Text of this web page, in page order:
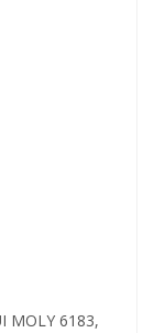
MOLY 6183,